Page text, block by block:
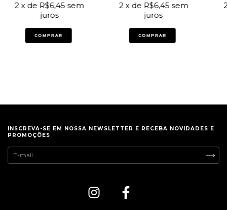
2 x de R$6,45 sem
juros
COMPRAR
2 x de R$6,45 sem
juros
COMPRAR
INSCREVA-SE EM NOSSA NEWSLETTER E RECEBA NOVIDADES E
PROMOÇÕES